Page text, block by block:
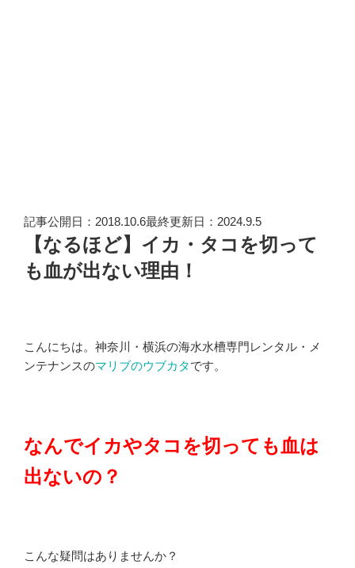
記事公開日：2018.10.6最終更新日：2024.9.5
【なるほど】イカ・タコを切って
も血が出ない理由！
こんにちは。神奈川・横浜の海水水槽専門レンタル・メ
ンテナンスのマリブのウブカタです。
なんでイカやタコを切っても血は
出ないの？
こんな疑問はありませんか？